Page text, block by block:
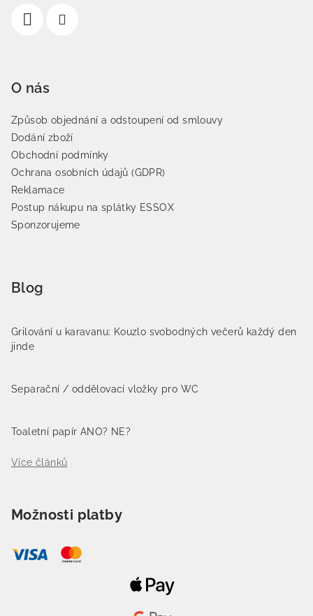
O nás
Způsob objednání a odstoupení od smlouvy
Dodání zboží
Obchodní podmínky
Ochrana osobních údajů (GDPR)
Reklamace
Postup nákupu na splátky ESSOX
Sponzorujeme
Blog
Grilování u karavanu: Kouzlo svobodných večerů každý den
jinde
Separační / oddělovací vložky pro WC
Toaletní papír ANO? NE?
Více článků
Možnosti platby